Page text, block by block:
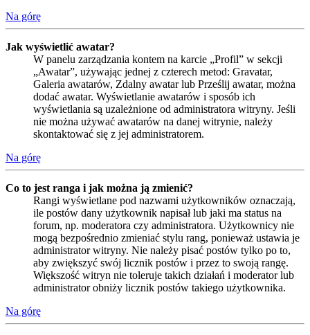
Na górę
Jak wyświetlić awatar?
W panelu zarządzania kontem na karcie „Profil” w sekcji
„Awatar”, używając jednej z czterech metod: Gravatar,
Galeria awatarów, Zdalny awatar lub Prześlij awatar, można
dodać awatar. Wyświetlanie awatarów i sposób ich
wyświetlania są uzależnione od administratora witryny. Jeśli
nie można używać awatarów na danej witrynie, należy
skontaktować się z jej administratorem.
Na górę
Co to jest ranga i jak można ją zmienić?
Rangi wyświetlane pod nazwami użytkowników oznaczają,
ile postów dany użytkownik napisał lub jaki ma status na
forum, np. moderatora czy administratora. Użytkownicy nie
mogą bezpośrednio zmieniać stylu rang, ponieważ ustawia je
administrator witryny. Nie należy pisać postów tylko po to,
aby zwiększyć swój licznik postów i przez to swoją rangę.
Większość witryn nie toleruje takich działań i moderator lub
administrator obniży licznik postów takiego użytkownika.
Na górę